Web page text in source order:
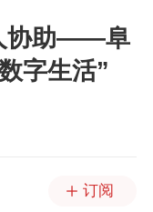
协助——阜
字生活”
订阅